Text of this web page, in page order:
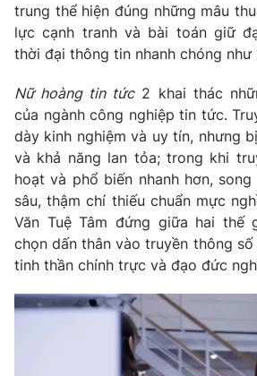
trung thể hiện đúng những mâu
lực cạnh tranh và bài toán giữ
thời đại thông tin nhanh chóng như
Nữ hoàng tin tức2 khai thác
của ngành công nghiệp tin tức.
dày kinh nghiệm và uy tín, nhưng
và khả năng lan tỏa; trong khi
hoạt và phổ biến nhanh hơn,
sâu, thậm chí thiếu chuẩn mực
Văn Tuệ Tâm đứng giữa hai thế
chọn dấn thân vào truyền thông
tinh thần chính trực và đạo đức